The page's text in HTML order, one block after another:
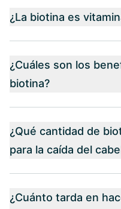
¿La biotina es
¿Cuáles son los
biotina?
¿Qué cantidad de
para la caída del
¿Cuánto tarda en